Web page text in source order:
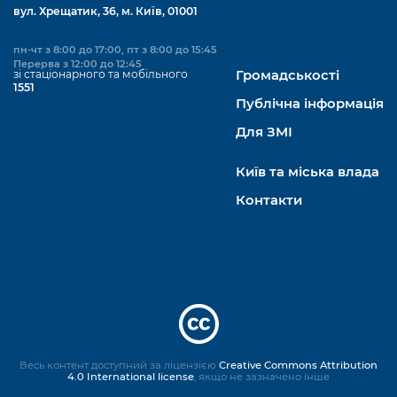
вул. Хрещатик, 36, м. Київ, 01001
пн-чт з 8:00 до 17:00, пт з 8:00 до 15:45
Перерва з 12:00 до 12:45
зі стаціонарного та мобільного
1551
Громадськості
Публічна інформація
Для ЗМІ
Київ та міська влада
Контакти
Весь контент доступний за ліцензією Creative Commons Attribution
4.0 International license, якщо не зазначено інше